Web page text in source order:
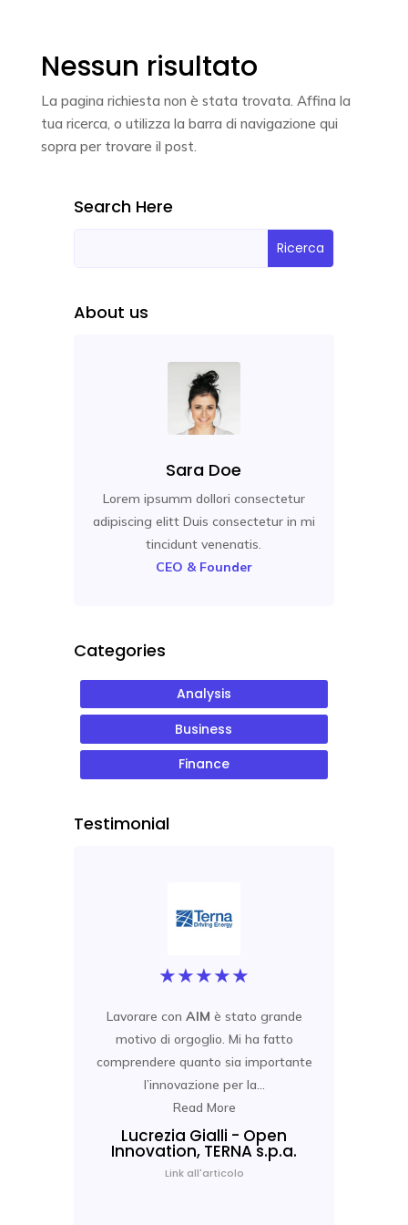
Nessun risultato
La pagina richiesta non è stata trovata. Affina la
tua ricerca, o utilizza la barra di navigazione qui
sopra per trovare il post.
Search Here
About us
Sara Doe
Lorem ipsumm dollori consectetur
adipiscing elitt Duis consectetur in mi
tincidunt venenatis.
CEO & Founder
Categories
Analysis
Business
Finance
Testimonial
★★★★★
Lavorare con AIM è stato grande
motivo di orgoglio. Mi ha fatto
comprendere quanto sia importante
l’innovazione per la...
Read More
Lucrezia Gialli - Open
Innovation, TERNA s.p.a.
Link all'articolo